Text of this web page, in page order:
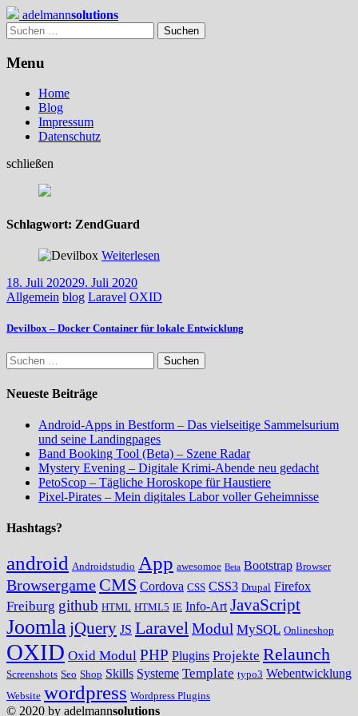
Skip
to
content
adelmannsolutions
Suchen
nach:
Menu
Home
Blog
Impressum
Datenschutz
schließen
Schlagwort: ZendGuard
Weiterlesen
18. Juli 202029. Juli 2020
Allgemein blog Laravel OXID
Devilbox – Docker Container für lokale Entwicklung
Suchen
nach:
Neueste Beiträge
Android-Apps in Bestform – Das vielseitige Sammelsurium
und seine Landingpages
Band Booking Tool (Beta) – Szene Radar
Mystery Evening – Digitale Krimi-Abende neu gedacht
PetoScop – Tägliche Horoskope für Haustiere
Pixel-Pirates – Mein digitales Labor voller Geheimnisse
Hashtags?
android Androidstudio App awesomoe Beta Bootstrap Browser
Browsergame CMS Cordova CSS CSS3 Drupal Firefox
Freiburg github HTML HTML5 IE Info-Art JavaScript
JoomlajQuery JS LaravelModul MySQL Onlineshop
OXID Oxid Modul PHP Plugins Projekte Relaunch
Screenshots Seo Shop Skills Systeme Template typo3 Webentwicklung
Website wordpress Wordpress Plugins
© 2020 by adelmannsolutions